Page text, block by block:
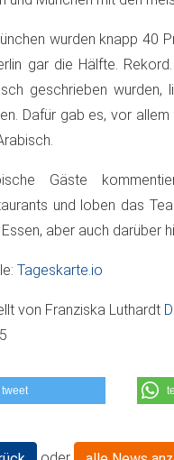
wurden knapp 40
gar die Hälfte.
geschrieben
Dafür gab es, vor
Gäste
und loben das
aber auch darüber
Tageskarte.io
von Franziska Luthardt
tweet